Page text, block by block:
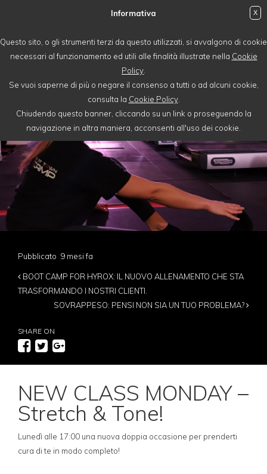
Informativa
Questo sito, o gli strumenti terzi da questo utilizzati, si avvalgono di cookie
necessari al funzionamento ed utili alle finalità illustrate nella Cookie
Policy
Se vuoi saperne di più o negare il consenso a tutti o ad alcuni cookie,
consulta la Cookie Policy.
Chiudendo questo banner, cliccando su un link o proseguendo la
navigazione in altra maniera, acconsenti all'uso dei cookie.
X
Pubblicato 9 mesi fa
BOOT CAMP FOR HYROX: IL NUOVO ALLENAMENTO CHE STA
TRASFORMANDO I NOSTRI CLIENTI.
SOVRAPPESO: PENSI NON SIA UN TUO PROBLEMA?
SHARE ON
NEW CLASS MONDAY –
Stretch & Tone!
Lunedì alle 17:00 una nuova doppia occasione per prenderti
cura di te in modo completo!